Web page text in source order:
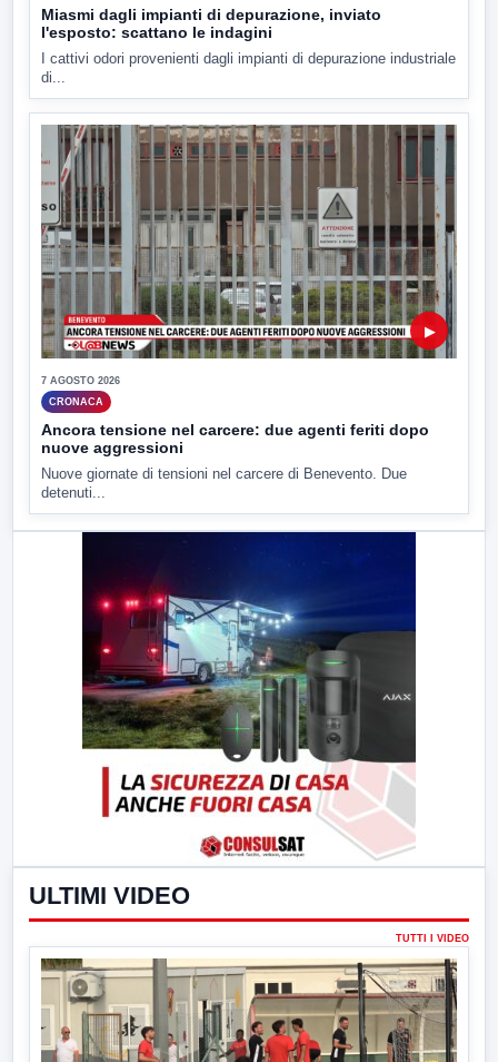
Miasmi dagli impianti di depurazione, inviato
l'esposto: scattano le indagini
I cattivi odori provenienti dagli impianti di depurazione industriale
di...
▶
7 AGOSTO 2026
CRONACA
Ancora tensione nel carcere: due agenti feriti dopo
nuove aggressioni
Nuove giornate di tensioni nel carcere di Benevento. Due
detenuti...
ULTIMI VIDEO
TUTTI I VIDEO